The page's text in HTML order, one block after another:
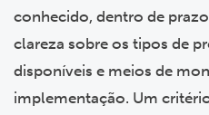
conhecido, dentro de
clareza sobre os tipos de
disponíveis e meios de
implementação. Um